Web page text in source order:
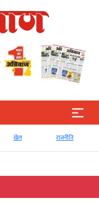
राजनीति व्‍यापार